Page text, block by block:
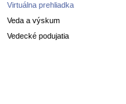
Virtuálna prehliadka
Veda a výskum
Vedecké podujatia